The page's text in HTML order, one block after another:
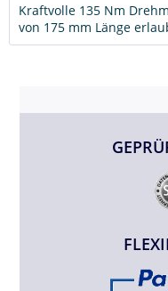
Kraftvolle 135 Nm
von 175 mm Länge